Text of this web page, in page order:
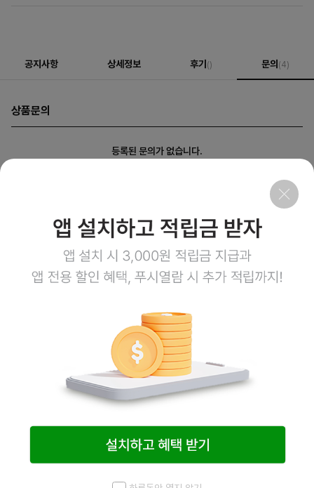
공지사항 상세정보 후기() 문의(4)
상품문의
등록된 문의가 없습니다.
주식회사 엠오유통 사업자정보
평일 08:00~17:00
토요일 08:00~12:00